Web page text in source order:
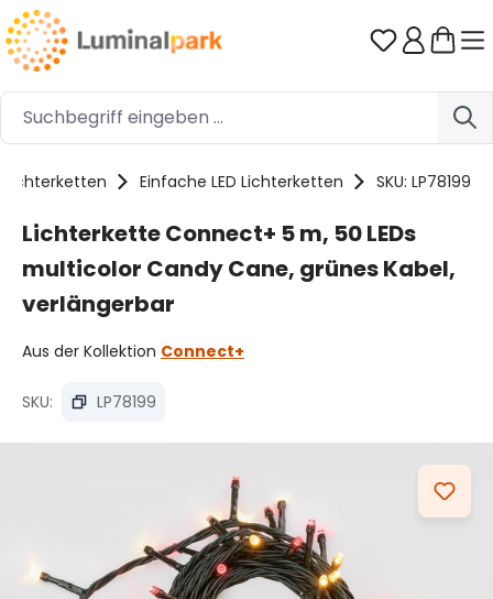
Zum Hauptinhalt springen Du hast 0
Lichterketten Einfache LED Lichterketten SKU: LP78199
Lichterkette Connect+ 5 m, 50 LEDs
multicolor Candy Cane, grünes Kabel,
verlängerbar
Aus der Kollektion Connect+
SKU: LP78199